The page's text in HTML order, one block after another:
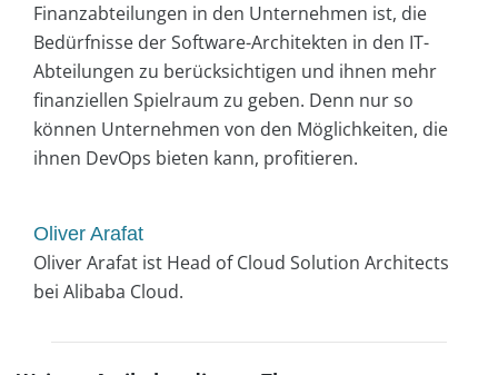
Finanzabteilungen in den Unternehmen ist, die
Bedürfnisse der Software-Architekten in den IT-
Abteilungen zu berücksichtigen und ihnen mehr
finanziellen Spielraum zu geben. Denn nur so
können Unternehmen von den Möglichkeiten, die
ihnen DevOps bieten kann, profitieren.
Oliver Arafat
Oliver Arafat ist Head of Cloud Solution Architects
bei Alibaba Cloud.